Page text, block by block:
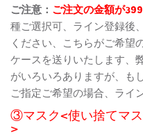
ご注意： ご注文の金額が
種ご選択可、ライン登録後
ください、こちらがご希望
ケースを送りいたします、
がいろいろありますが、も
ご指定ご希望の場合、ライ
③マスク<使い捨てマ
>